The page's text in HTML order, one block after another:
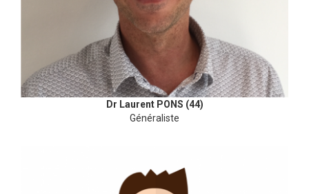
Dr Laurent PONS (44)
Généraliste